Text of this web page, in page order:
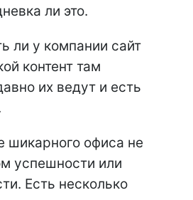
ли это.
ли у компании сайт
контент там
их ведут и есть
шикарного офиса не
успешности или
Есть несколько